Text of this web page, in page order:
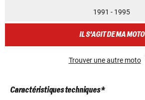
1991 - 1995
IL S'AGIT DE MA MOTO
Trouver une autre moto
Caractéristiques techniques *